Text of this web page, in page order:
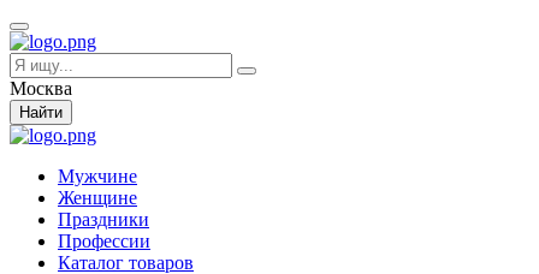
Москва
Найти
Мужчине
Женщине
Праздники
Профессии
Каталог товаров